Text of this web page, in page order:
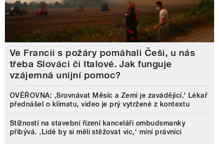
Ve Francii s požáry pomáhali Češi, u nás
třeba Slováci či Italové. Jak funguje
vzájemná unijní pomoc?
OVĚŘOVNA: ‚Srovnávat Měsíc a Zemi je zavádějící.‘ Lékař
přednášel o klimatu, video je prý vytržené z kontextu
Stížností na stavební řízení kanceláři ombudsmanky
přibývá. ‚Lidé by si měli stěžovat víc,‘ míní právníci